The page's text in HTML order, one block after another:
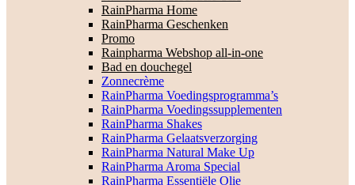
RainPharma Home
RainPharma Geschenken
Promo
Rainpharma Webshop all-in-one
Bad en douchegel
Zonnecrème
RainPharma Voedingsprogramma’s
RainPharma Voedingssupplementen
RainPharma Shakes
RainPharma Gelaatsverzorging
RainPharma Natural Make Up
RainPharma Aroma Special
RainPharma Essentiële Olie